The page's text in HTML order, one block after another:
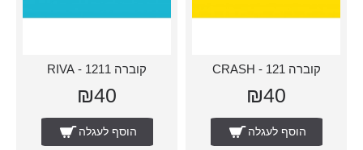
קוברה 121 - CRASH
₪40
הוסף לעגלה
קוברה 1211 - RIVA
₪40
הוסף לעגלה